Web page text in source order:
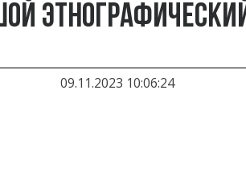
09.11.2023 10:06:24